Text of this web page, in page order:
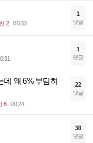
2 00:33
1
댓글
1
댓글
데 왜 6% 부담하
6 00:24
22
댓글
38
댓글